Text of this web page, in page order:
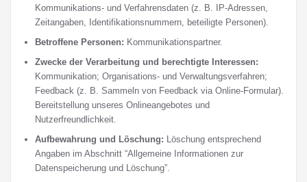
Kommunikations- und Verfahrensdaten (z. B. IP-Adressen,
Zeitangaben, Identifikationsnummern, beteiligte Personen).
Betroffene Personen: Kommunikationspartner.
Zwecke der Verarbeitung und berechtigte Interessen:
Kommunikation; Organisations- und Verwaltungsverfahren;
Feedback (z. B. Sammeln von Feedback via Online-Formular).
Bereitstellung unseres Onlineangebotes und
Nutzerfreundlichkeit.
Aufbewahrung und Löschung: Löschung entsprechend
Angaben im Abschnitt “Allgemeine Informationen zur
Datenspeicherung und Löschung”.